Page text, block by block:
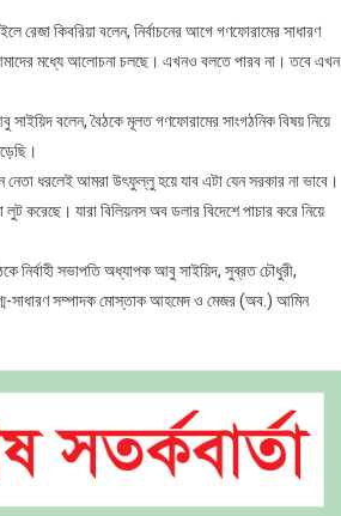
কিবরিয়া বলেন, নির্বাচনের আগে গণফোরামের সাধারণ
মধ্যে আলোচনা চলছে। এখনও বলতে পারব না। তবে এখন
বলেন, বৈঠকে মূলত গণফোরামের সাংগঠনিক বিষয় নিয়ে
নেতা ধরলেই আমরা উৎফুল্লু হয়ে যাব এটা যেন সরকার না ভাবে।
করেছে। যারা বিলিয়নস অব ডলার বিদেশে পাচার করে নিয়ে
নির্বাহী সভাপতি অধ্যাপক আবু সাইয়িদ, সুব্রত চৌধুরী,
সাধারণ সম্পাদক মোস্তাক আহমেদ ও মেজর (অব.) আমিন